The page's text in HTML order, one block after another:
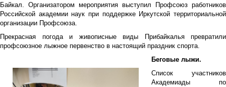
Байкал. Организатором мероприятия выступил Профсоюз работников
Российской академии наук при поддержке Иркутской территориальной
организации Профсоюза.
Прекрасная погода и живописные виды Прибайкалья превратили
профсоюзное лыжное первенство в настоящий праздник спорта.
Беговые лыжи.
Список участников
Академиады по